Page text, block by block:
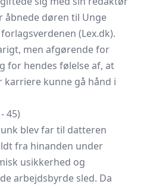
åbnede døren til Unge
(Lex.dk).
men afgørende for
for hendes følelse af, at
kunne gå hånd i
45)
blev far til datteren
fra hinanden under
usikkerhed og
arbejdsbyrde sled. Da